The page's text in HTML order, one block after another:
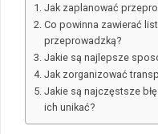
Jak zaplanować
Co powinna zawierać
przeprowadzką?
Jakie są najlepsze
Jak zorganizować
Jakie są najczęstsze
ich unikać?